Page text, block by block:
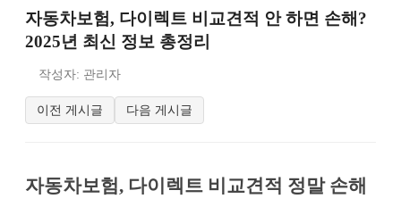
자동차보험, 다이렉트 비교견적 안 하면 손해?
2025년 최신 정보 총정리
작성자: 관리자
이전 게시글 다음 게시글
자동차보험, 다이렉트 비교견적 정말 손해